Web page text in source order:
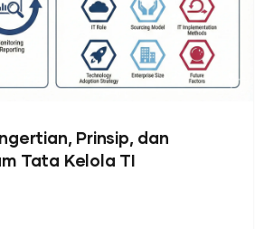
Prinsip, dan
Tata Kelola TI